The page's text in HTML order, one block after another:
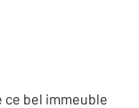
ce bel immeuble